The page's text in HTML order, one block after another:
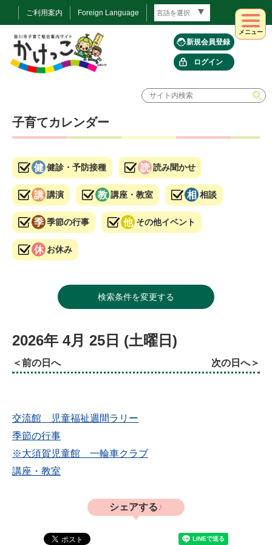
ご利用案内 Foreign Language
新規会員登録
ログイン
メニュー
子育てカレンダー
健診・予防接種 読み聞かせ
講演 講座・教室 相談
季節の行事 その他イベント
お休み
検索条件を変更する
2026年 4月 25日 (土曜日 )
前の日へ 次の日へ
交流館 児童福祉週間ラリー
季節の行事
※大須賀児童館 一輪車クラブ
講座・教室
シェアする